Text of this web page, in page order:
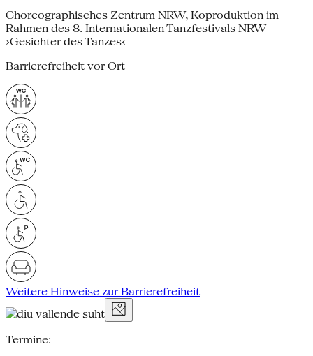
Choreographisches Zentrum NRW, Koproduktion im
Rahmen des 8. Internationalen Tanzfestivals NRW
›Gesichter des Tanzes‹
Barrierefreiheit vor Ort
Weitere Hinweise zur Barrierefreiheit
Termine: